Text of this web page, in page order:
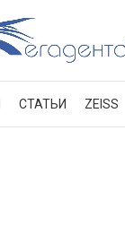
СТАТЬИ ZEISS